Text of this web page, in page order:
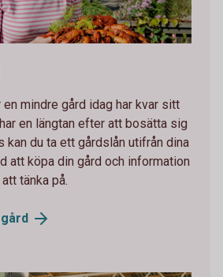
mindre gård idag har kvar sitt
en längtan efter att bosätta sig
kan du ta ett gårdslån utifrån dina
att köpa din gård och information
tänka på.
gård